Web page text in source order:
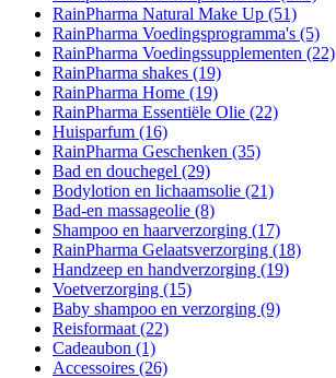
RainPharma Natural Make Up (51)
RainPharma Voedingsprogramma's (5)
RainPharma Voedingssupplementen (22)
RainPharma shakes (19)
RainPharma Home (19)
RainPharma Essentiële Olie (22)
Huisparfum (16)
RainPharma Geschenken (35)
Bad en douchegel (29)
Bodylotion en lichaamsolie (21)
Bad-en massageolie (8)
Shampoo en haarverzorging (17)
RainPharma Gelaatsverzorging (18)
Handzeep en handverzorging (19)
Voetverzorging (15)
Baby shampoo en verzorging (9)
Reisformaat (22)
Cadeaubon (1)
Accessoires (26)